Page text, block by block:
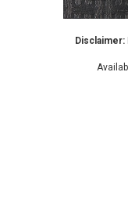
Disclaimer: